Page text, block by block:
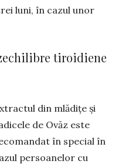
luni, în cazul unor
tiroidiene
din mlădițe și
de Ovăz este
în special în
persoa­nelor cu